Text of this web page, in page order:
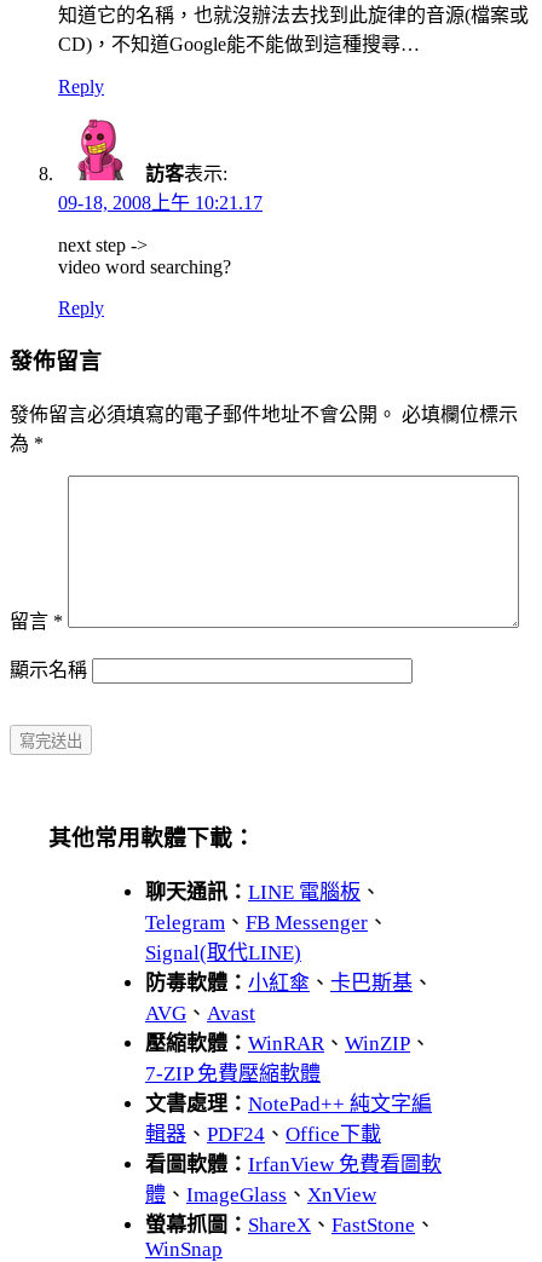
知道它的名稱，也就沒辦法去找到此旋律的音源(檔案或
CD)，不知道Google能不能做到這種搜尋…
Reply
訪客表示:
09-18, 2008上午 10:21.17
next step ->
video word searching?
Reply
發佈留言
發佈留言必須填寫的電子郵件地址不會公開。 必填欄位標示
為 *
留言 *
顯示名稱
其他常用軟體下載：
聊天通訊： LINE 電腦板 、
Telegram 、 FB Messenger 、
Signal(取代LINE)
防毒軟體： 小紅傘 、 卡巴斯基 、
AVG 、 Avast
壓縮軟體： WinRAR、 WinZIP 、
7-ZIP 免費壓縮軟體
文書處理： NotePad++ 純文字編
輯器 、 PDF24 、 Office下載
看圖軟體： IrfanView 免費看圖軟
體 、 ImageGlass 、 XnView
螢幕抓圖： ShareX 、 FastStone 、
WinSnap